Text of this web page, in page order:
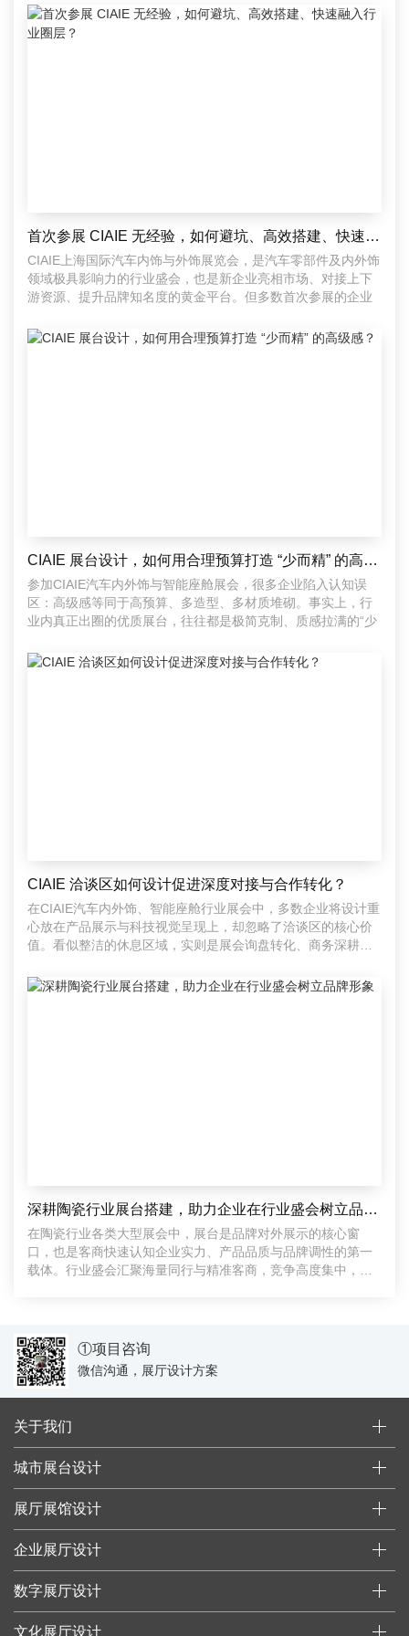
首次参展 CIAIE 无经验，如何避坑、高效搭建、快速融入行业圈层？
CIAIE上海国际汽车内饰与外饰展览会，是汽车零部件及内外饰
领域极具影响力的行业盛会，也是新企业亮相市场、对接上下
游资源、提升品牌知名度的黄金平台。但多数首次参展的企业
CIAIE 展台设计，如何用合理预算打造 “少而精” 的高级感？
参加CIAIE汽车内外饰与智能座舱展会，很多企业陷入认知误
区：高级感等同于高预算、多造型、多材质堆砌。事实上，行
业内真正出圈的优质展台，往往都是极简克制、质感拉满的“少
CIAIE 洽谈区如何设计促进深度对接与合作转化？
在CIAIE汽车内外饰、智能座舱行业展会中，多数企业将设计重
心放在产品展示与科技视觉呈现上，却忽略了洽谈区的核心价
值。看似整洁的休息区域，实则是展会询盘转化、商务深耕、
深耕陶瓷行业展台搭建，助力企业在行业盛会树立品牌形象
在陶瓷行业各类大型展会中，展台是品牌对外展示的核心窗
口，也是客商快速认知企业实力、产品品质与品牌调性的第一
载体。行业盛会汇聚海量同行与精准客商，竞争高度集中，千
①项目咨询
微信沟通，展厅设计方案
关于我们
城市展台设计
展厅展馆设计
企业展厅设计
数字展厅设计
文化展厅设计